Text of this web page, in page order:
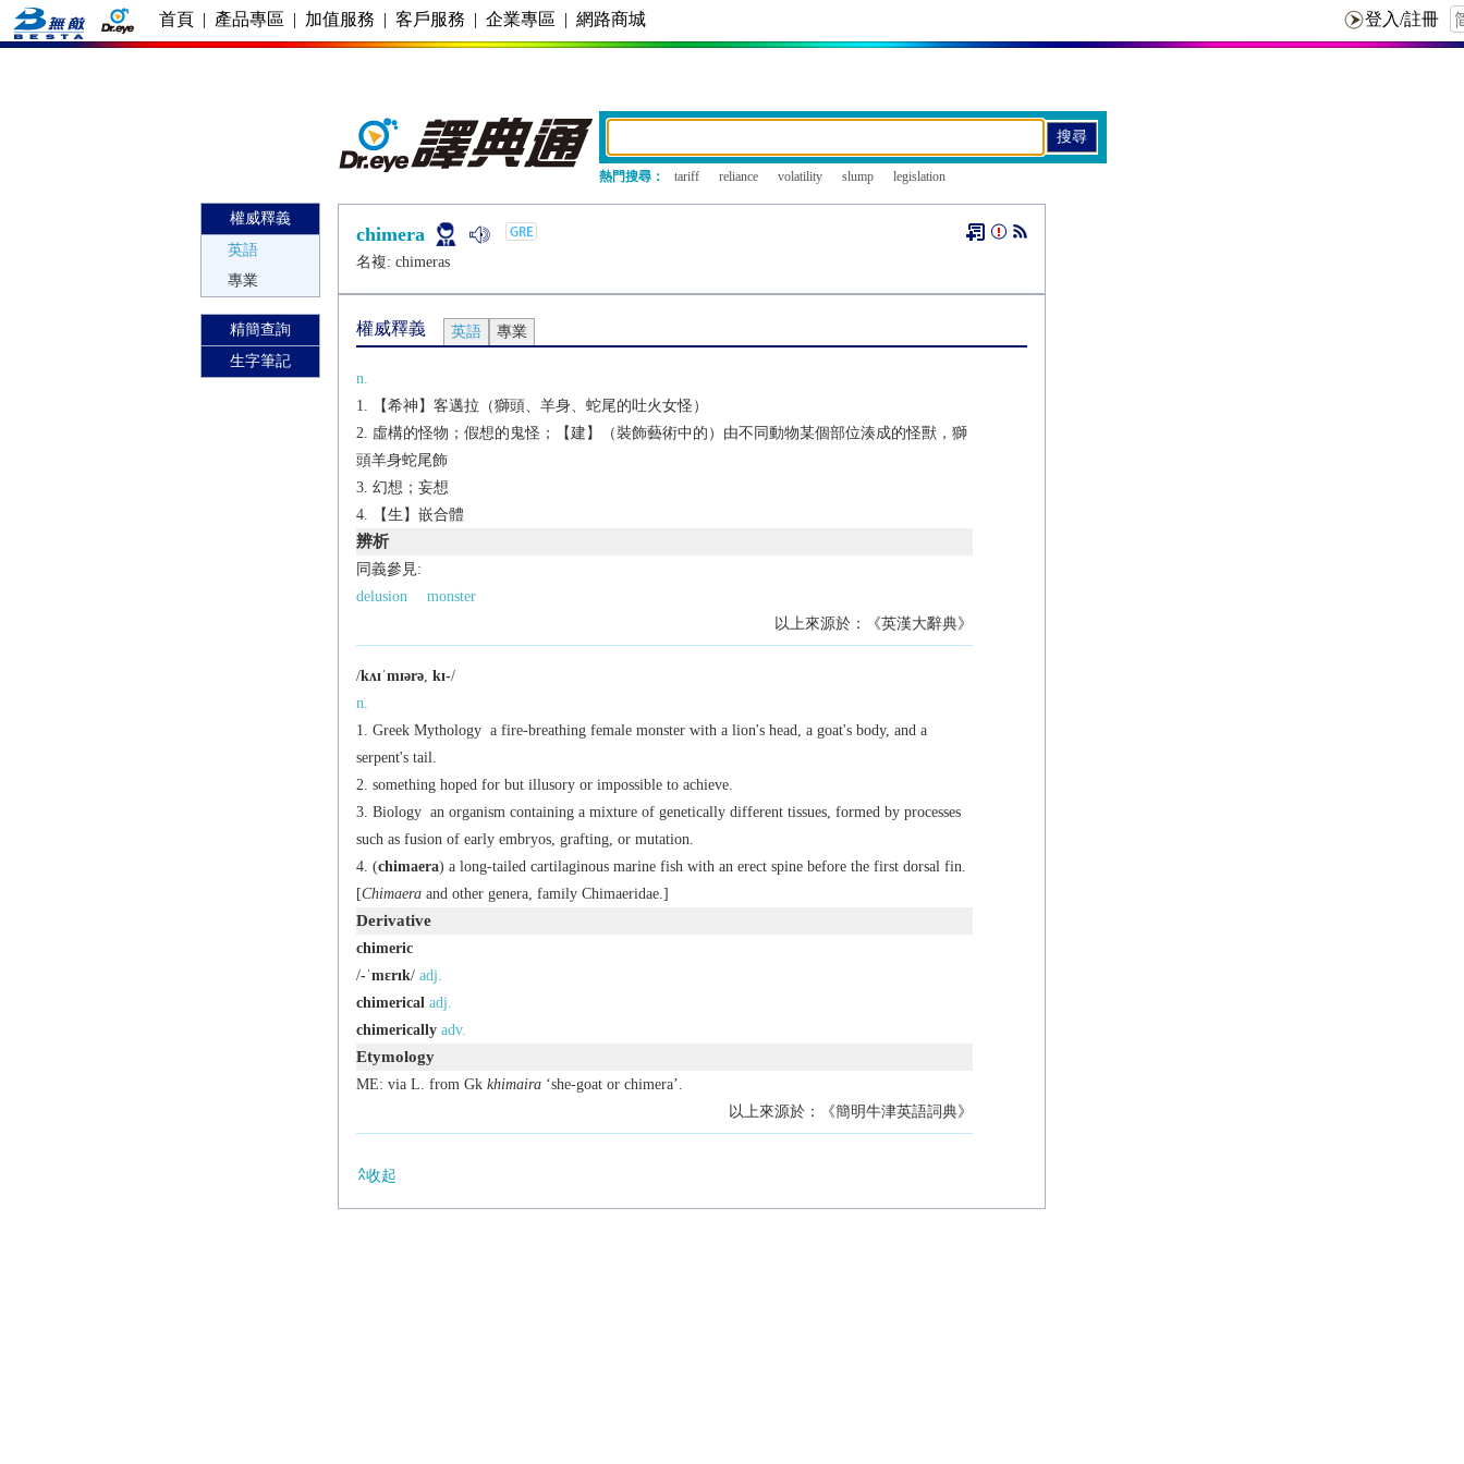
首頁 | 產品專區 | 加值服務 | 客戶服務 | 企業專區 | 網路商城
熱門搜尋： tariff reliance volatility slump legislation
權威釋義
英語
專業
精簡查詢
生字筆記
chimera
名複: chimeras
權威釋義 英語 專業
n.
【希神】客邁拉（獅頭、羊身、蛇尾的吐火女怪）
虛構的怪物；假想的鬼怪；【建】（裝飾藝術中的）由不同動物某個部位湊成的怪獸，獅
頭羊身蛇尾飾
幻想；妄想
【生】嵌合體
辨析
同義參見:
delusion
monster
以上來源於：《英漢大辭典》
/kʌɪˈmɪərə, kɪ-/
n.
Greek Mythology a fire-breathing female monster with a lion's head, a goat's body, and a
serpent's tail.
something hoped for but illusory or impossible to achieve.
Biology an organism containing a mixture of genetically different tissues, formed by processes
such as fusion of early embryos, grafting, or mutation.
(chimaera) a long-tailed cartilaginous marine fish with an erect spine before the first dorsal fin.
[Chimaeraand other genera, family Chimaeridae.]
Derivative
chimeric
/-ˈmɛrɪk/ adj.
chimerical adj.
chimerically adv.
Etymology
ME: via L. from Gk khimaira‘she-goat or chimera’.
以上來源於：《簡明牛津英語詞典》
收起